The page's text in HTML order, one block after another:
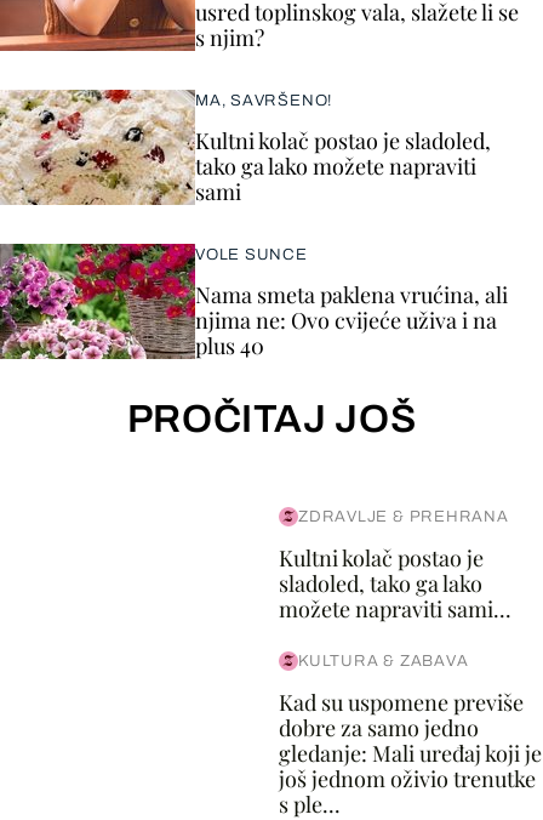
usred toplinskog vala, slažete li se
s njim?
MA, SAVRŠENO!
Kultni kolač postao je sladoled,
tako ga lako možete napraviti
sami
VOLE SUNCE
Nama smeta paklena vrućina, ali
njima ne: Ovo cvijeće uživa i na
plus 40
PROČITAJ JOŠ
ZDRAVLJE & PREHRANA
Kultni kolač postao je
sladoled, tako ga lako
možete napraviti sami...
KULTURA & ZABAVA
Kad su uspomene previše
dobre za samo jedno
gledanje: Mali uređaj koji je
još jednom oživio trenutke
s ple...